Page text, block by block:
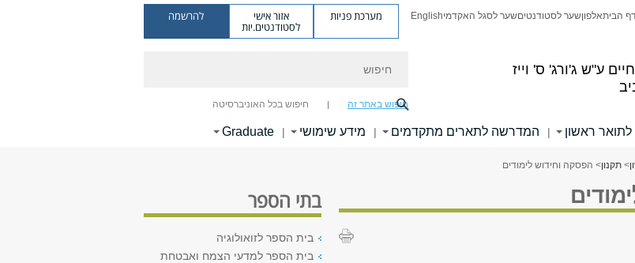
ע"ש ג'ורג' ס' וייז
הביתאלפוןשער לסטודנטיםשער לסגל האקדמיEnglish מערכת פניות אזור אישי
לסטודנטים.יות
להרשמה
חיפוש באתר זה חיפוש בכל האוניברסיטה
לתואר ראשון | המדרשה לתארים מתקדמים | מידע שימושי |
Graduate
> תקנון> הפסקה וחידוש לימודים
בתי הספר
בית הספר לזואולוגיה
בית הספר למדעי הצמח ואבטחת